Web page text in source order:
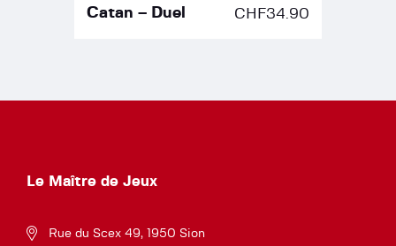
Catan – Duel CHF34.90
Le Maître de Jeux
Rue du Scex 49, 1950 Sion